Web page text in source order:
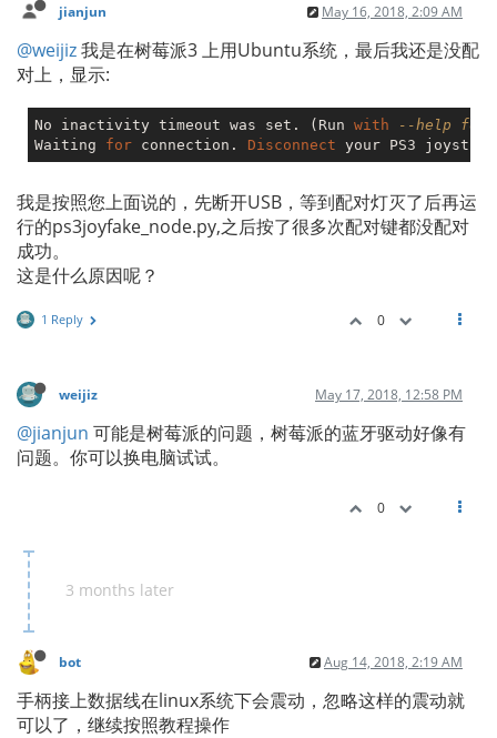
jianjun May 16, 2018, 2:09 AM
@weijiz我是在树莓派3 上用Ubuntu系统，最后我还是没配
对上，显示:
No inactivity timeout was set. (Run with
--help for
Waiting for connection. Disconnect your PS3
我是按照您上面说的，先断开USB，等到配对灯灭了后再运
行的ps3joyfake_node.py,之后按了很多次配对键都没配对
成功。
这是什么原因呢？
1 Reply 0
weijiz May 17, 2018, 12:58 PM
@jianjun 可能是树莓派的问题，树莓派的蓝牙驱动好像有
问题。你可以换电脑试试。
0
3 months later
bot Aug 14, 2018, 2:19 AM
手柄接上数据线在linux系统下会震动，忽略这样的震动就
可以了，继续按照教程操作